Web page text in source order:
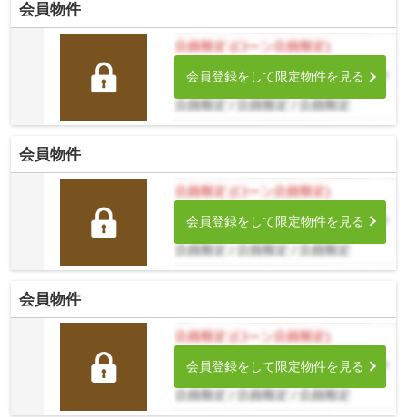
会員物件
会員登録をして限定物件を見る
会員物件
会員登録をして限定物件を見る
会員物件
会員登録をして限定物件を見る